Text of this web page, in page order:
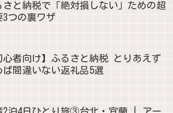
さと納税で「絶対損しない」ための超
3つの裏ワザ
心者向け】ふるさと納税 とりあえず
ば間違いない返礼品5選